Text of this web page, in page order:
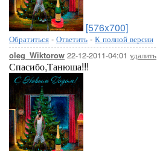
[576x700]
Обратиться - Ответить - К полной версии
oleg_Wiktorow 22-12-2011-04:01 удалить
Спасибо,Танюша!!!